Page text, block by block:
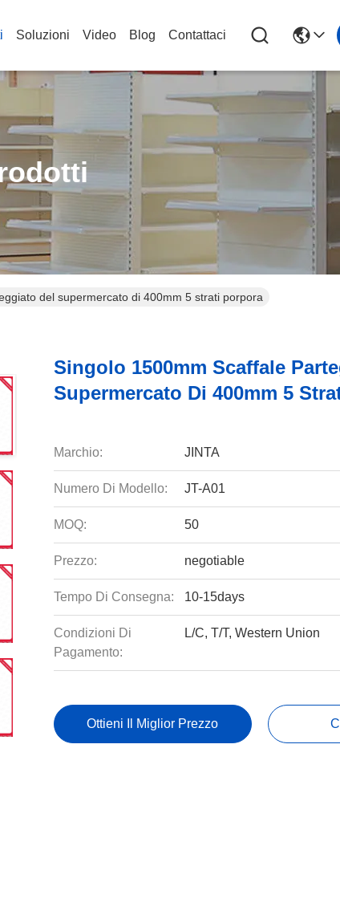
Soluzioni Video Blog Contattaci
del supermercato di 400mm 5 strati porpora
Singolo 1500mm Scaffale
Supermercato Di 400mm 5
Marchio: JINTA
Numero Di Modello: JT-A01
MOQ: 50
Prezzo: negotiable
Tempo Di Consegna: 10-15days
Condizioni Di
Pagamento:
L/C, T/T, Western Union
Ottieni Il Miglior Prezzo